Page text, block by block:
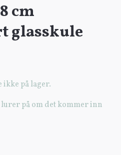
cm
glasskule
på lager.
lurer på om det kommer inn